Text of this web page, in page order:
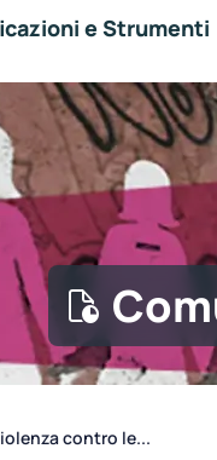
e Strumenti
contro le...